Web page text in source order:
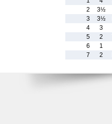
2
3½
3
3½
4
3
5
2
6
1
7
2